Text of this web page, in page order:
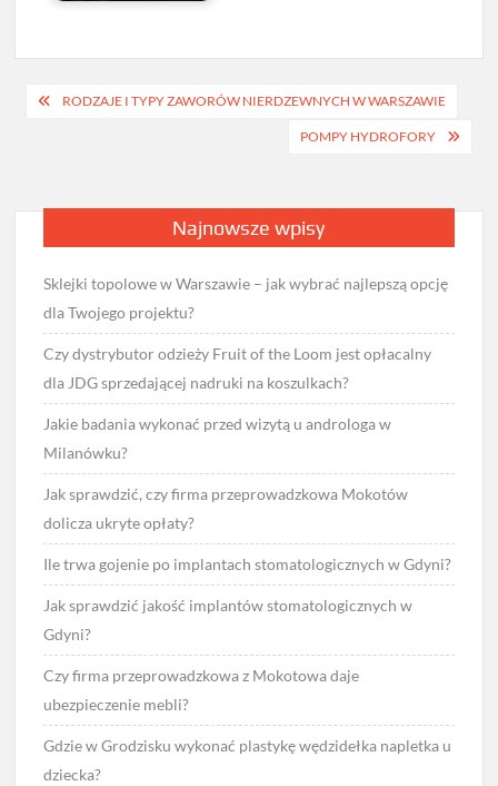
Nawigacja
RODZAJE I TYPY ZAWORÓW NIERDZEWNYCH W WARSZAWIE
POMPY HYDROFORY
Najnowsze wpisy
Sklejki topolowe w Warszawie – jak wybrać najlepszą opcję
dla Twojego projektu?
Czy dystrybutor odzieży Fruit of the Loom jest opłacalny
dla JDG sprzedającej nadruki na koszulkach?
Jakie badania wykonać przed wizytą u androloga w
Milanówku?
Jak sprawdzić, czy firma przeprowadzkowa Mokotów
dolicza ukryte opłaty?
Ile trwa gojenie po implantach stomatologicznych w Gdyni?
Jak sprawdzić jakość implantów stomatologicznych w
Gdyni?
Czy firma przeprowadzkowa z Mokotowa daje
ubezpieczenie mebli?
Gdzie w Grodzisku wykonać plastykę wędzidełka napletka u
dziecka?